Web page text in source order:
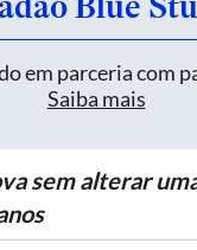
em parceria com
Saiba mais
sem alterar